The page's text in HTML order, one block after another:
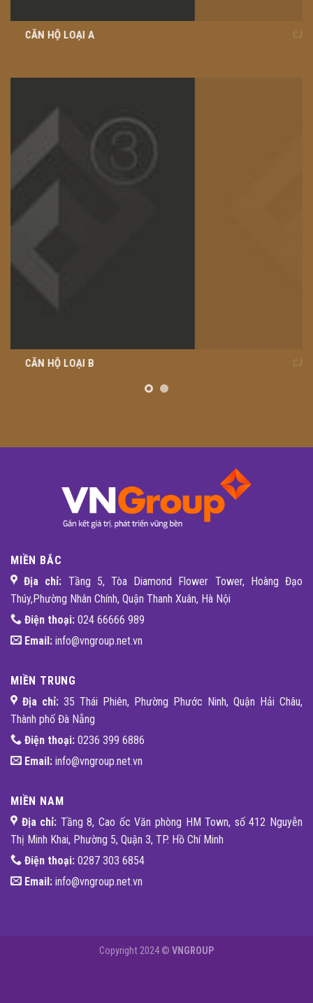
MIỀN BẮC
Địa chỉ: Tầng 5, Tòa Diamond Flower Tower, Hoàng Đạo
Thúy,Phường Nhân Chính, Quận Thanh Xuân, Hà Nội
Điện thoại: 024 66666 989
Email: info@vngroup.net.vn
MIỀN TRUNG
Địa chỉ: 35 Thái Phiên, Phường Phước Ninh, Quận Hải Châu,
Thành phố Đà Nẵng
Điện thoại: 0236 399 6886
Email: info@vngroup.net.vn
MIỀN NAM
Địa chỉ: Tầng 8, Cao ốc Văn phòng HM Town, số 412 Nguyễn
Thị Minh Khai, Phường 5, Quận 3, TP. Hồ Chí Minh
Điện thoại: 0287 303 6854
Email: info@vngroup.net.vn
Copyright 2024 © VNGROUP